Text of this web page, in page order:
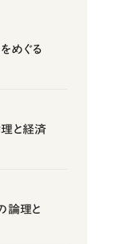
めぐる
と経済
論理と